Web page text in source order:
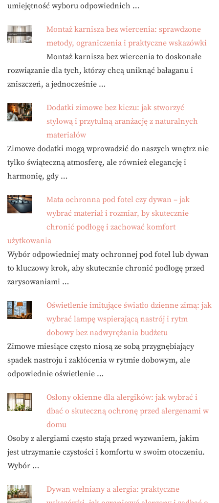
umiejętność wyboru odpowiednich …
Montaż karnisza bez wiercenia: sprawdzone
metody, ograniczenia i praktyczne wskazówki
Montaż karnisza bez wiercenia to doskonałe
rozwiązanie dla tych, którzy chcą uniknąć bałaganu i
zniszczeń, a jednocześnie …
Dodatki zimowe bez kiczu: jak stworzyć
stylową i przytulną aranżację z naturalnych
materiałów
Zimowe dodatki mogą wprowadzić do naszych wnętrz nie
tylko świąteczną atmosferę, ale również elegancję i
harmonię, gdy …
Mata ochronna pod fotel czy dywan – jak
wybrać materiał i rozmiar, by skutecznie
chronić podłogę i zachować komfort
użytkowania
Wybór odpowiedniej maty ochronnej pod fotel lub dywan
to kluczowy krok, aby skutecznie chronić podłogę przed
zarysowaniami …
Oświetlenie imitujące światło dzienne zimą: jak
wybrać lampę wspierającą nastrój i rytm
dobowy bez nadwyrężania budżetu
Zimowe miesiące często niosą ze sobą przygnębiający
spadek nastroju i zakłócenia w rytmie dobowym, ale
odpowiednie oświetlenie …
Osłony okienne dla alergików: jak wybrać i
dbać o skuteczną ochronę przed alergenami w
domu
Osoby z alergiami często stają przed wyzwaniem, jakim
jest utrzymanie czystości i komfortu w swoim otoczeniu.
Wybór …
Dywan wełniany a alergia: praktyczne